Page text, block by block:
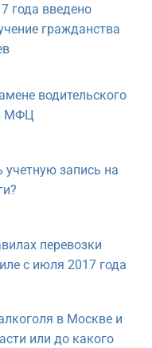
года введено
гражданства
водительского
МФЦ
учетную запись на
перевозки
с июля 2017 года
в Москве и
или до какого